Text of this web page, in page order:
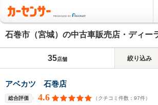
石巻市（宮城）の中古車販売店・ディー
35店舗 絞り込み
アベカツ 石巻店
総合評価 4.6 （クチコミ件数： 97件）